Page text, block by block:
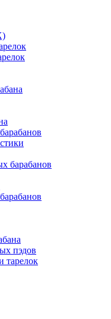
барабанов
пэдов
тарелок